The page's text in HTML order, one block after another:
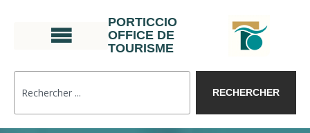
PORTICCIO
OFFICE DE
TOURISME
RECHERCHER